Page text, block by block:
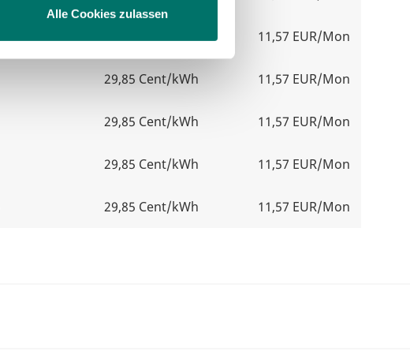
Alle Cookies zulassen
29,85 Cent/kWh 11,57 EUR/Mon
29,85 Cent/kWh 11,57 EUR/Mon
29,85 Cent/kWh 11,57 EUR/Mon
29,85 Cent/kWh 11,57 EUR/Mon
29,85 Cent/kWh 11,57 EUR/Mon